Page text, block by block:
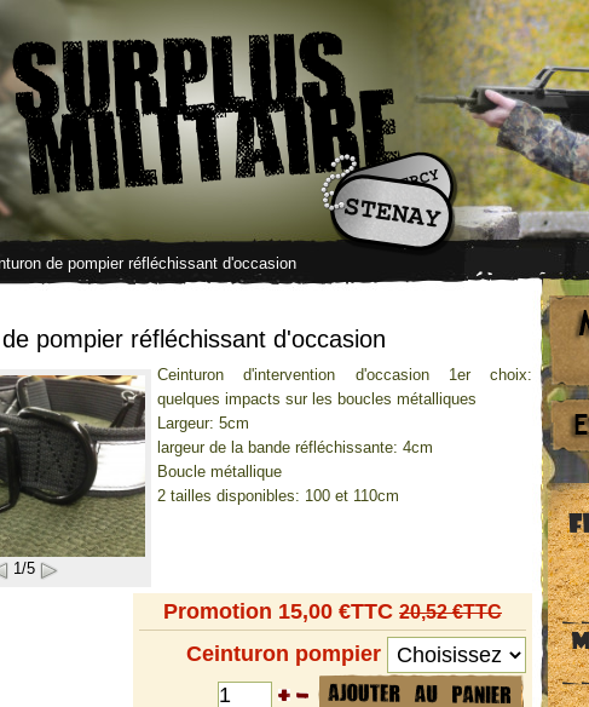
de pompier réfléchissant d'occasion
pompier réfléchissant d'occasion
1/5
Ceinturon d'intervention d'occasion 1er choix:
quelques impacts sur les boucles métalliques
Largeur: 5cm
largeur de la bande réfléchissante: 4cm
Boucle métallique
2 tailles disponibles: 100 et 110cm
Promotion 15,00 €TTC 20,52 €TTC
Ceinturon pompier